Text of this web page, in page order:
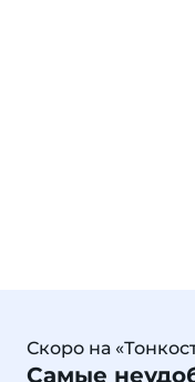
Скоро на
Самые